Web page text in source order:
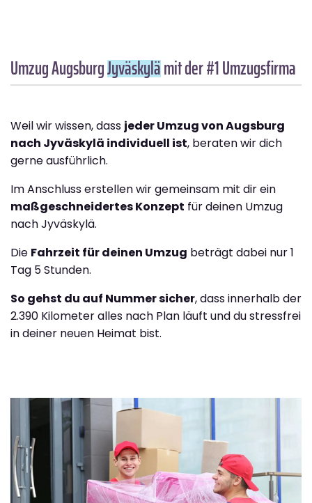
Umzug AugsburgJyväskylämit der #1 Umzugsfirma
Weil wir wissen, dass jeder Umzug von Augsburg
nach Jyväskylä individuell ist, beraten wir dich
gerne ausführlich.
Im Anschluss erstellen wir gemeinsam mit dir ein
maßgeschneidertes Konzept für deinen Umzug
nach Jyväskylä.
Die Fahrzeit für deinen Umzug beträgt dabei nur 1
Tag 5 Stunden.
So gehst du auf Nummer sicher, dass innerhalb der
2.390 Kilometer alles nach Plan läuft und du stressfrei
in deiner neuen Heimat bist.